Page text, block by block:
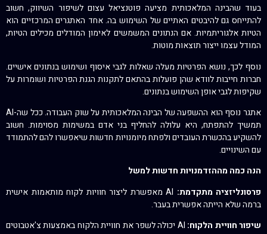
בעוד שהבינה המלאכותית מציעה פוטנציאל עצום לשיפור השיווק, חשוב
להתייחס גם להיבטים האתיים של השימוש בה. אחד האתגרים המרכזיים הוא
הטיות אלגוריתמיות. אם הנתונים המשמשים לאימון המודלים מכילים הטיות,
המודל עצמו ייצור תוצאות מוטות.
נוסף לכך, נושא הפרטיות מעלה שאלות לגבי איסוף ושימוש בנתונים אישיים.
חברות חייבות לוודא שהן פועלות בהתאם לתקנות הגנת הפרטיות ושומרות על
שקיפות לגבי אופן השימוש בנתונים.
אתגר נוסף הוא ההשפעה של הבינה המלאכותית על שוק העבודה. ככל שה-AI
תמשיך להתפתח, היא עלולה להחליף בני אדם במשימות מסוימות. חשוב
להשקיע בהכשרת העובדים ולפתח מיומנויות חדשות שיאפשרו להם להתמודד
עם השינויים.
הנה כמה מההזדמנויות חדשות למשל
פרסונליזציה מתקדמת:
AI מאפשרת ליצור חוויות לקוח מותאמות אישית
ברמה שלא הייתה אפשרית בעבר.
שיפור חוויית הלקוח:
AI יכולה לשפר את חוויית הלקוח באמצעות צ'אטבוטים